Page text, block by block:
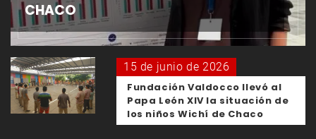
CHACO
15 de junio de 2026
Fundación Valdocco llevó al
Papa León XIV la situación de
los niños Wichí de Chaco